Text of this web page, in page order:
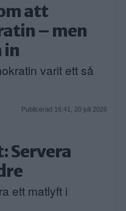
att
– men
in
varit ett så
Publicerad 16:41, 20 juli 2026
Servera
ett matlyft i